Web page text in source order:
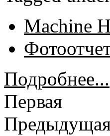
Machine
Подробнее...
Первая